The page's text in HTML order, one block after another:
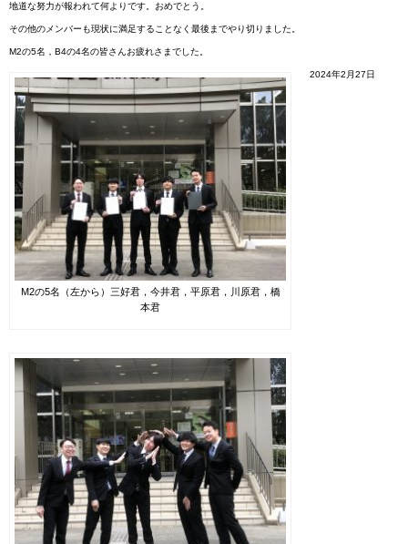
地道な努力が報われて何よりです。おめでとう。
その他のメンバーも現状に満足することなく最後までやり切りました。
M2の5名，B4の4名の皆さんお疲れさまでした。
M2の5名（左から）三好君，今井君，平原君，川原君，橋
本君
2024年2月27日